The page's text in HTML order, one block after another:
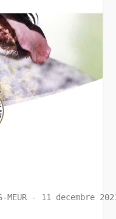
MEUR - 11 decembre